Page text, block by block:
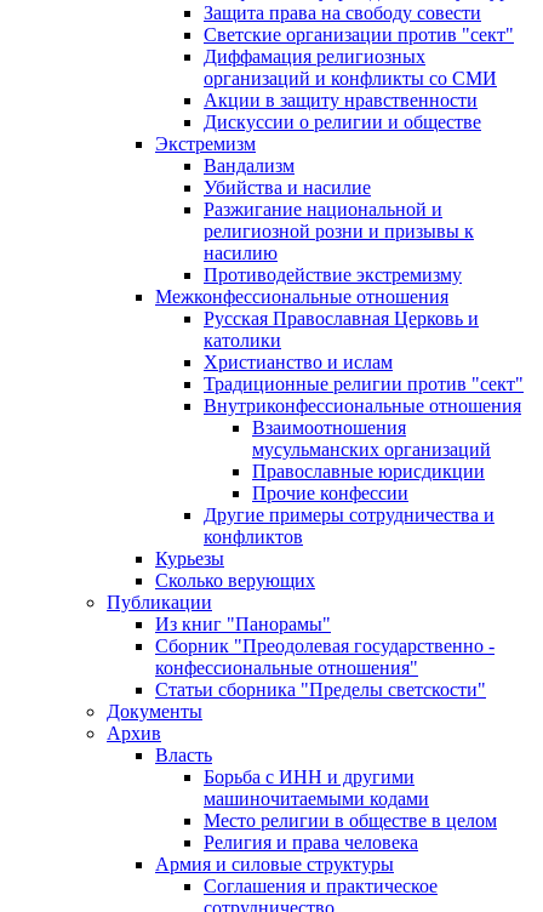
Защита права на свободу совести
Светские организации против "сект"
Диффамация религиозных
организаций и конфликты со СМИ
Акции в защиту нравственности
Дискуссии о религии и обществе
Экстремизм
Вандализм
Убийства и насилие
Разжигание национальной и
религиозной розни и призывы к
насилию
Противодействие экстремизму
Межконфессиональные отношения
Русская Православная Церковь и
католики
Христианство и ислам
Традиционные религии против "сект"
Внутриконфессиональные отношения
Взаимоотношения
мусульманских организаций
Православные юрисдикции
Прочие конфессии
Другие примеры сотрудничества и
конфликтов
Курьезы
Сколько верующих
Публикации
Из книг "Панорамы"
Сборник "Преодолевая государственно -
конфессиональные отношения"
Статьи сборника "Пределы светскости"
Документы
Архив
Власть
Борьба с ИНН и другими
машиночитаемыми кодами
Место религии в обществе в целом
Религия и права человека
Армия и силовые структуры
Соглашения и практическое
сотрудничество